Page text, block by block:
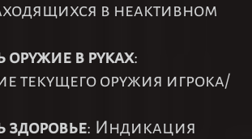
в неактивном
оружие в руках:
текущего оружия игрока/
здоровье: Индикация